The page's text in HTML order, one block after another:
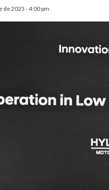
de 2025 - 4:00 pm